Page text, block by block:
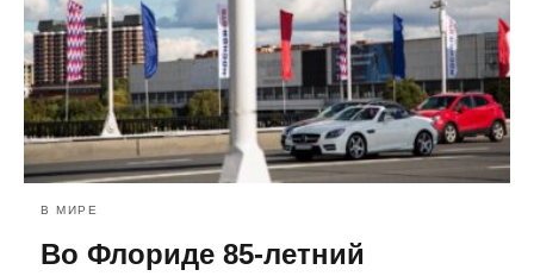
В МИРЕ
Во Флориде 85-летний